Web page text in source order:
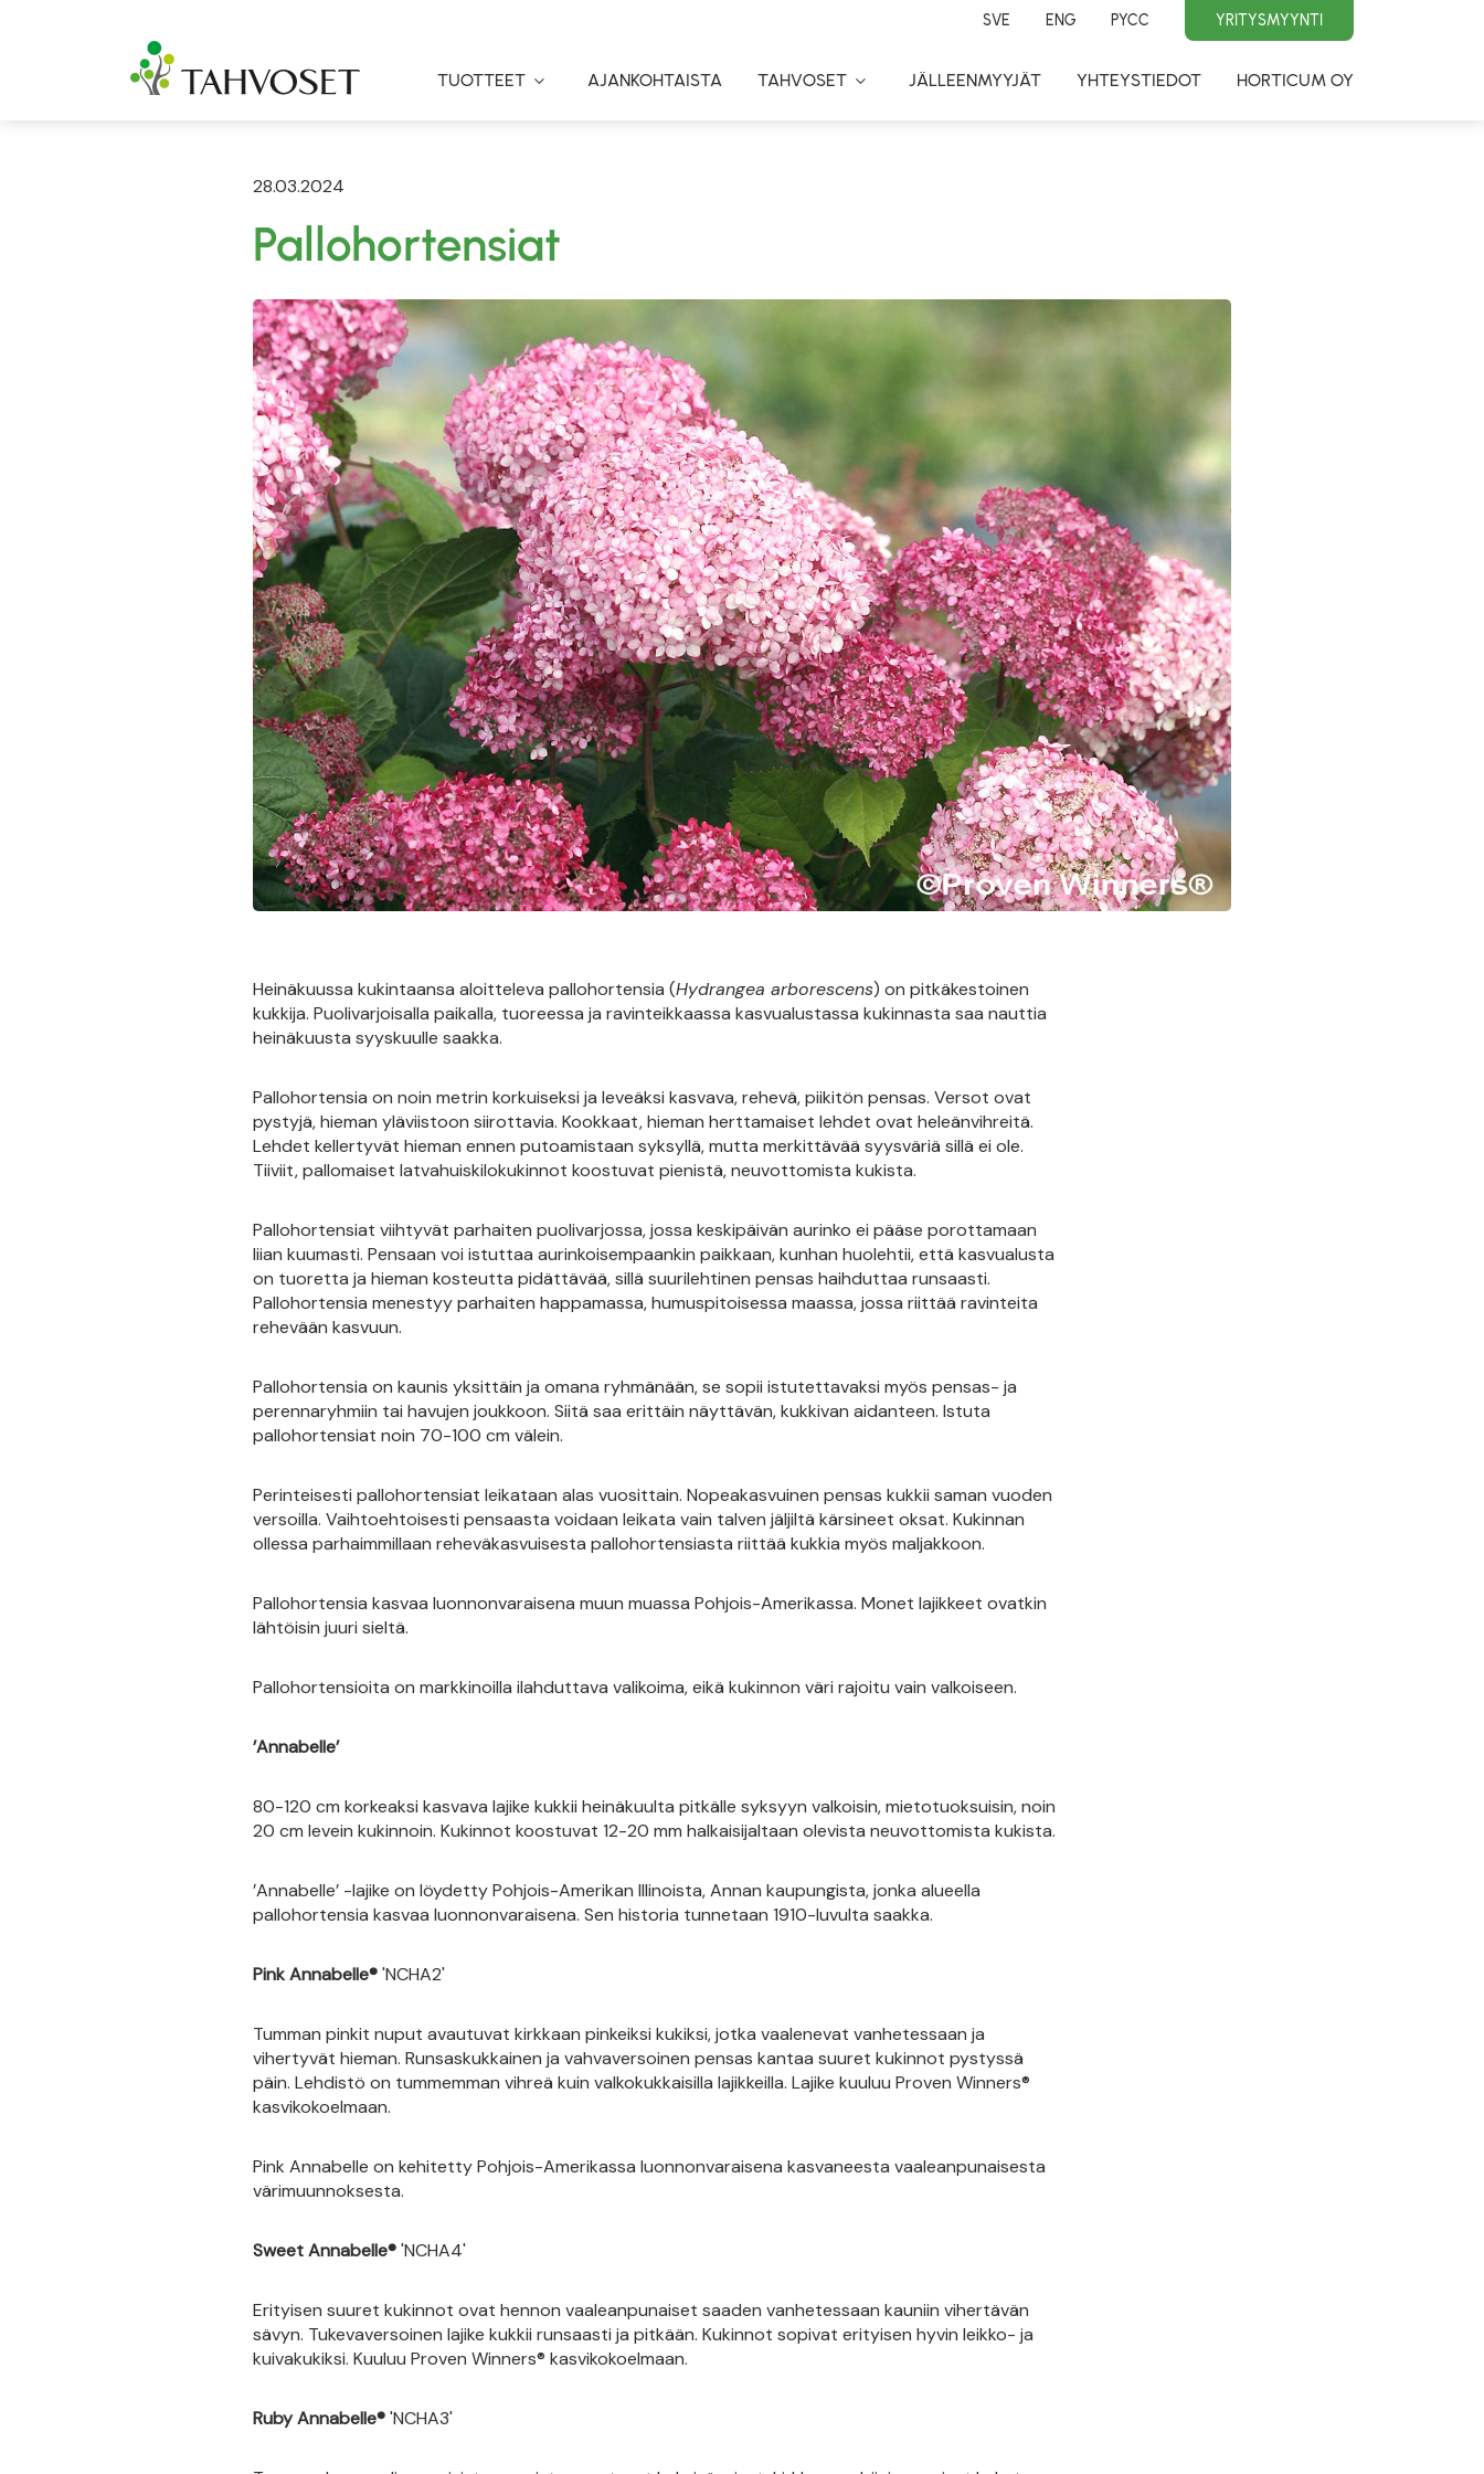
SVE ENG PYCC YRITYSMYYNTI
TUOTTEET
Toggle
AJANKOHTAISTA TAHVOSET
Toggle
JÄLLEENMYYJÄT YHTEYSTIEDOT HORTICUM OY
28.03.2024
Pallohortensiat
Heinäkuussa kukintaansa aloitteleva pallohortensia (Hydrangea arborescens) on pitkäkestoinen
kukkija. Puolivarjoisalla paikalla, tuoreessa ja ravinteikkaassa kasvualustassa kukinnasta saa nauttia
heinäkuusta syyskuulle saakka.
Pallohortensia on noin metrin korkuiseksi ja leveäksi kasvava, rehevä, piikitön pensas. Versot ovat
pystyjä, hieman yläviistoon siirottavia. Kookkaat, hieman herttamaiset lehdet ovat heleänvihreitä.
Lehdet kellertyvät hieman ennen putoamistaan syksyllä, mutta merkittävää syysväriä sillä ei ole.
Tiiviit, pallomaiset latvahuiskilokukinnot koostuvat pienistä, neuvottomista kukista.
Pallohortensiat viihtyvät parhaiten puolivarjossa, jossa keskipäivän aurinko ei pääse porottamaan
liian kuumasti. Pensaan voi istuttaa aurinkoisempaankin paikkaan, kunhan huolehtii, että kasvualusta
on tuoretta ja hieman kosteutta pidättävää, sillä suurilehtinen pensas haihduttaa runsaasti.
Pallohortensia menestyy parhaiten happamassa, humuspitoisessa maassa, jossa riittää ravinteita
rehevään kasvuun.
Pallohortensia on kaunis yksittäin ja omana ryhmänään, se sopii istutettavaksi myös pensas- ja
perennaryhmiin tai havujen joukkoon. Siitä saa erittäin näyttävän, kukkivan aidanteen. Istuta
pallohortensiat noin 70-100 cm välein.
Perinteisesti pallohortensiat leikataan alas vuosittain. Nopeakasvuinen pensas kukkii saman vuoden
versoilla. Vaihtoehtoisesti pensaasta voidaan leikata vain talven jäljiltä kärsineet oksat. Kukinnan
ollessa parhaimmillaan reheväkasvuisesta pallohortensiasta riittää kukkia myös maljakkoon.
Pallohortensia kasvaa luonnonvaraisena muun muassa Pohjois-Amerikassa. Monet lajikkeet ovatkin
lähtöisin juuri sieltä.
Pallohortensioita on markkinoilla ilahduttava valikoima, eikä kukinnon väri rajoitu vain valkoiseen.
’Annabelle’
80-120 cm korkeaksi kasvava lajike kukkii heinäkuulta pitkälle syksyyn valkoisin, mietotuoksuisin, noin
20 cm levein kukinnoin. Kukinnot koostuvat 12-20 mm halkaisijaltaan olevista neuvottomista kukista.
’Annabelle’ -lajike on löydetty Pohjois-Amerikan Illinoista, Annan kaupungista, jonka alueella
pallohortensia kasvaa luonnonvaraisena. Sen historia tunnetaan 1910-luvulta saakka.
Pink Annabelle®'NCHA2'
Tumman pinkit nuput avautuvat kirkkaan pinkeiksi kukiksi, jotka vaalenevat vanhetessaan ja
vihertyvät hieman. Runsaskukkainen ja vahvaversoinen pensas kantaa suuret kukinnot pystyssä
päin. Lehdistö on tummemman vihreä kuin valkokukkaisilla lajikkeilla. Lajike kuuluu Proven Winners®
kasvikokoelmaan.
Pink Annabelle on kehitetty Pohjois-Amerikassa luonnonvaraisena kasvaneesta vaaleanpunaisesta
värimuunnoksesta.
Sweet Annabelle®'NCHA4'
Erityisen suuret kukinnot ovat hennon vaaleanpunaiset saaden vanhetessaan kauniin vihertävän
sävyn. Tukevaversoinen lajike kukkii runsaasti ja pitkään. Kukinnot sopivat erityisen hyvin leikko- ja
kuivakukiksi. Kuuluu Proven Winners® kasvikokoelmaan.
Ruby Annabelle®'NCHA3'